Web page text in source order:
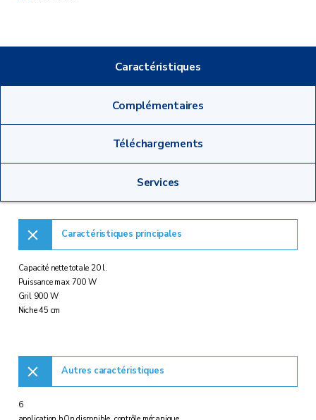
Caractéristiques
Complémentaires
Téléchargements
Services
Caractéristiques principales
Capacité nette totale 20 l.
Puissance max 700 W
Gril 900 W
Niche 45 cm
Autres caractéristiques
6